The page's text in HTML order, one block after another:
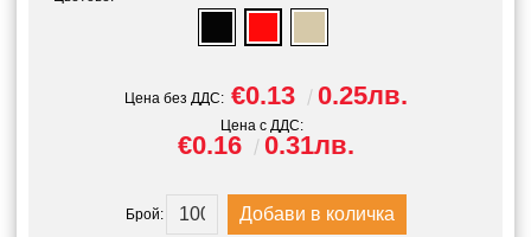
Цена без ДДС: €0.13 0.25лв.
Цена с ДДС:
€0.16 0.31лв.
Брой: